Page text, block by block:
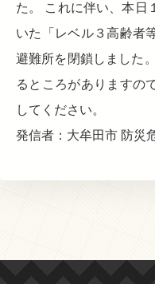
た。 これに伴い、本日
いた「レベル３高齢者
避難所を閉鎖しました
るところがありますの
してください。
発信者：大牟田市 防災